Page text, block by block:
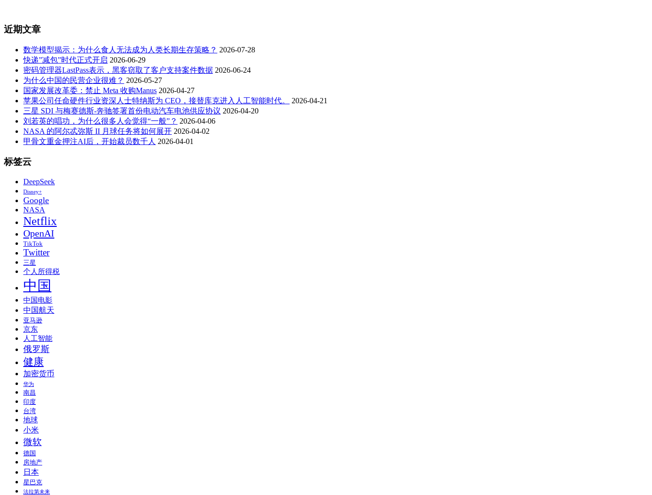
近期文章
数学模型揭示：为什么食人无法成为人类长期生存策略？ 2026-07-28
快递”减包”时代正式开启 2026-06-29
密码管理器LastPass表示，黑客窃取了客户支持案件数据 2026-06-24
为什么中国的民营企业很难？ 2026-05-27
国家发展改革委：禁止 Meta 收购Manus 2026-04-27
苹果公司任命硬件行业资深人士特纳斯为 CEO，接替库克进入人工智能时代。
2026-04-21
三星 SDI 与梅赛德斯-奔驰签署首份电动汽车电池供应协议 2026-04-20
刘若英的唱功，为什么很多人会觉得“一般”？ 2026-04-06
NASA 的阿尔忒弥斯 II 月球任务将如何展开 2026-04-02
甲骨文重金押注AI后，开始裁员数千人 2026-04-01
标签云
DeepSeek
Disney+
Google
NASA
Netflix
OpenAI
TikTok
Twitter
三星
个人所得税
中国
中国电影
中国航天
亚马逊
京东
人工智能
俄罗斯
健康
加密货币
华为
南昌
印度
台湾
地球
小米
微软
德国
房地产
日本
星巴克
法拉第未来